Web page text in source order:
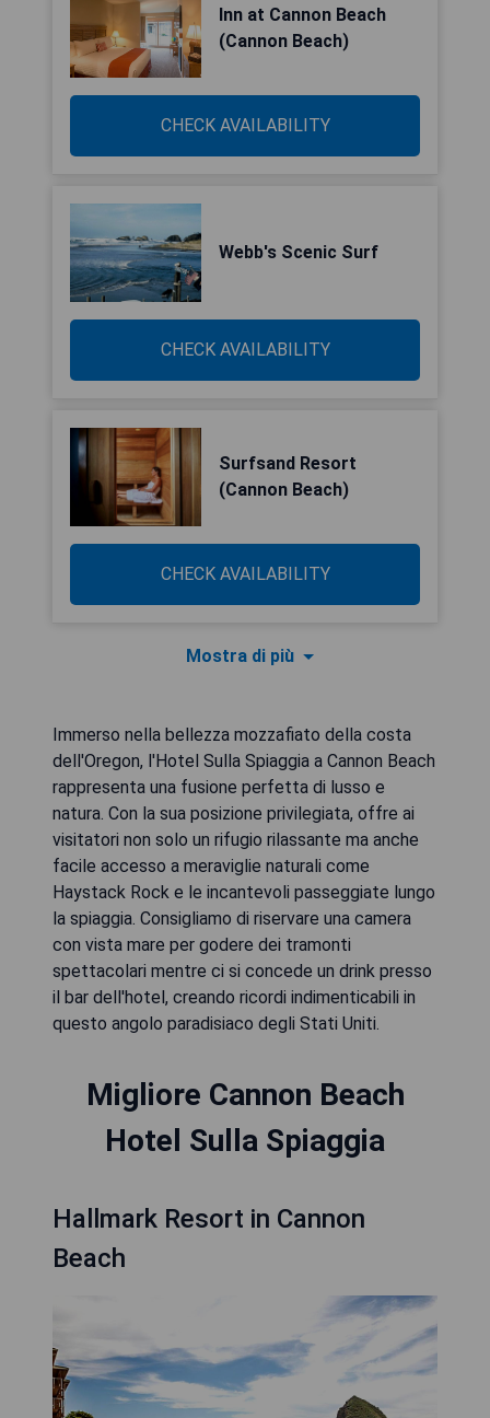
Inn at Cannon Beach
(Cannon Beach)
CHECK AVAILABILITY
Webb's Scenic Surf
CHECK AVAILABILITY
Surfsand Resort
(Cannon Beach)
CHECK AVAILABILITY
Mostra di più
Immerso nella bellezza mozzafiato della costa
dell'Oregon, l'Hotel Sulla Spiaggia a Cannon Beach
rappresenta una fusione perfetta di lusso e
natura. Con la sua posizione privilegiata, offre ai
visitatori non solo un rifugio rilassante ma anche
facile accesso a meraviglie naturali come
Haystack Rock e le incantevoli passeggiate lungo
la spiaggia. Consigliamo di riservare una camera
con vista mare per godere dei tramonti
spettacolari mentre ci si concede un drink presso
il bar dell'hotel, creando ricordi indimenticabili in
questo angolo paradisiaco degli Stati Uniti.
Migliore Cannon Beach
Hotel Sulla Spiaggia
Hallmark Resort in Cannon
Beach